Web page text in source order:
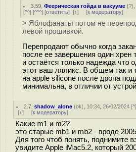
3.59 ,Феерическая гойда в вакууме (?),
[^^] [^^^] [ответить] [↑] [к модератору]
> Яблофанаты потом не
левой прошивкой.
Перепродают обычно когда
после ее завершения один хрен
и остаётся только надежда что
этот ваш ляликс. В общем так и
на apple silicone после дропа
минимальна, в отличии от
2.7 ,shadow_alone (ok), 10:34, 26/02/2024 [^
[↑] [к модератору]
Какие m1 и m2?
это старые mb1 и mb2 - вроде
Для того чтоб понять, поднимите
увидите Apple iMac5.2, который